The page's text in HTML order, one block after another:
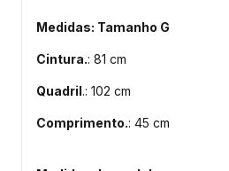
Medidas: Tamanho G
Cintura.: 81 cm
Quadril.: 102 cm
Comprimento.: 45 cm